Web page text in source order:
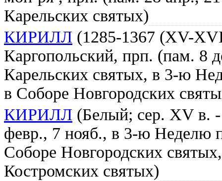
Карельских святых)
КИРИЛЛ (1285-1367 (XV-
Каргопольский, прп. (пам. 8
Карельских святых, в 3-ю
в Соборе Новгородских
КИРИЛЛ (Белый; сер. XV в.
февр., 7 нояб., в 3-ю Неделю
Соборе Новгородских
Костромских святых)